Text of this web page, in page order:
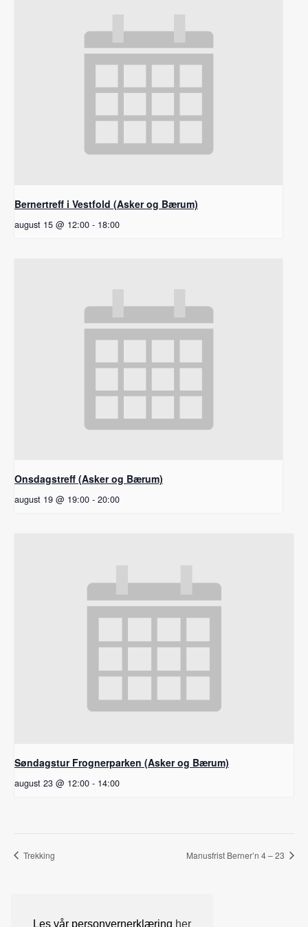
Les vår personvernerklæring her
Bernertreff i Vestfold (Asker og Bærum)
august 15 @ 12:00 - 18:00
Onsdagstreff (Asker og Bærum)
august 19 @ 19:00 - 20:00
Søndagstur Frognerparken (Asker og Bærum)
august 23 @ 12:00 - 14:00
Trekking Manusfrist Berner’n 4 – 23